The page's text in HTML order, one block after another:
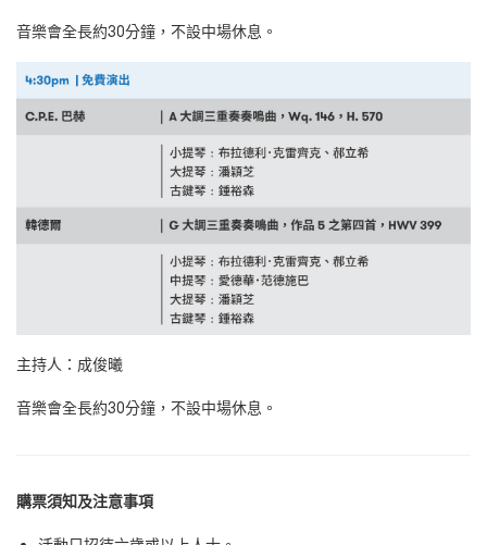
音樂會全長約30分鐘，不設中場休息。
主持人：成俊曦
音樂會全長約30分鐘，不設中場休息。
購票須知及注意事項